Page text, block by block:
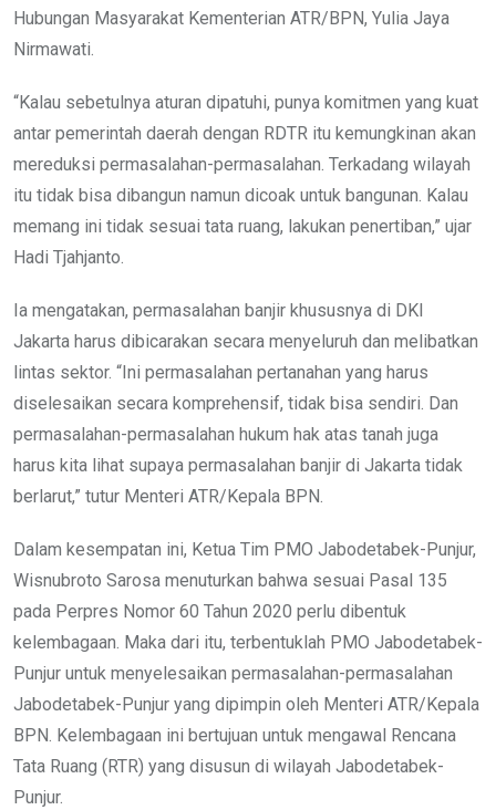
Hubungan Masyarakat Kementerian ATR/BPN, Yulia Jaya
Nirmawati.
“Kalau sebetulnya aturan dipatuhi, punya komitmen yang kuat
antar pemerintah daerah dengan RDTR itu kemungkinan akan
mereduksi permasalahan-permasalahan. Terkadang wilayah
itu tidak bisa dibangun namun dicoak untuk bangunan. Kalau
memang ini tidak sesuai tata ruang, lakukan penertiban,” ujar
Hadi Tjahjanto.
Ia mengatakan, permasalahan banjir khususnya di DKI
Jakarta harus dibicarakan secara menyeluruh dan melibatkan
lintas sektor. “Ini permasalahan pertanahan yang harus
diselesaikan secara komprehensif, tidak bisa sendiri. Dan
permasalahan-permasalahan hukum hak atas tanah juga
harus kita lihat supaya permasalahan banjir di Jakarta tidak
berlarut,” tutur Menteri ATR/Kepala BPN.
Dalam kesempatan ini, Ketua Tim PMO Jabodetabek-Punjur,
Wisnubroto Sarosa menuturkan bahwa sesuai Pasal 135
pada Perpres Nomor 60 Tahun 2020 perlu dibentuk
kelembagaan. Maka dari itu, terbentuklah PMO Jabodetabek-
Punjur untuk menyelesaikan permasalahan-permasalahan
Jabodetabek-Punjur yang dipimpin oleh Menteri ATR/Kepala
BPN. Kelembagaan ini bertujuan untuk mengawal Rencana
Tata Ruang (RTR) yang disusun di wilayah Jabodetabek-
Punjur.